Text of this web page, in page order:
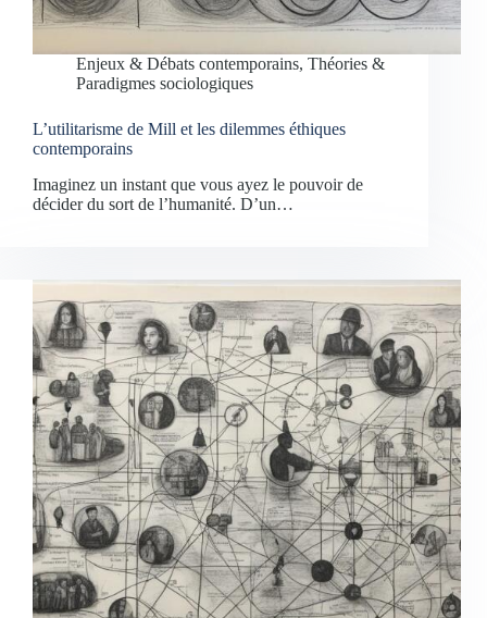
Enjeux & Débats contemporains, Théories &
Paradigmes sociologiques
L’utilitarisme de Mill et les dilemmes éthiques
contemporains
Imaginez un instant que vous ayez le pouvoir de
décider du sort de l’humanité. D’un…